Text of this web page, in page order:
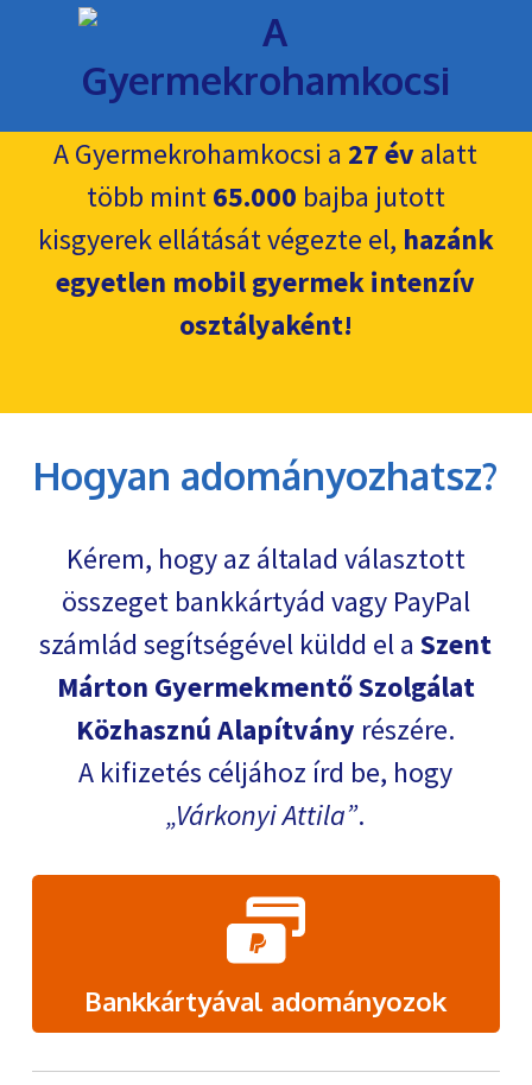
A Gyermekrohamkocsi a 27 évalatt
több mint65.000 bajba jutott
kisgyerek ellátását végezte el, hazánk
egyetlen mobil gyermek intenzív
osztályaként!
Hogyan adományozhatsz?
Kérem, hogy az általad választott
összeget bankkártyád vagy PayPal
számlád segítségével küldd el aSzent
Márton Gyermekmentő Szolgálat
Közhasznú Alapítvány részére.
A kifizetés céljához írd be, hogy
Várkonyi Attila .
Bankkártyával adományozok